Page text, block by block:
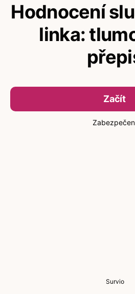
Hodnocení
linka:
Začít
Survio